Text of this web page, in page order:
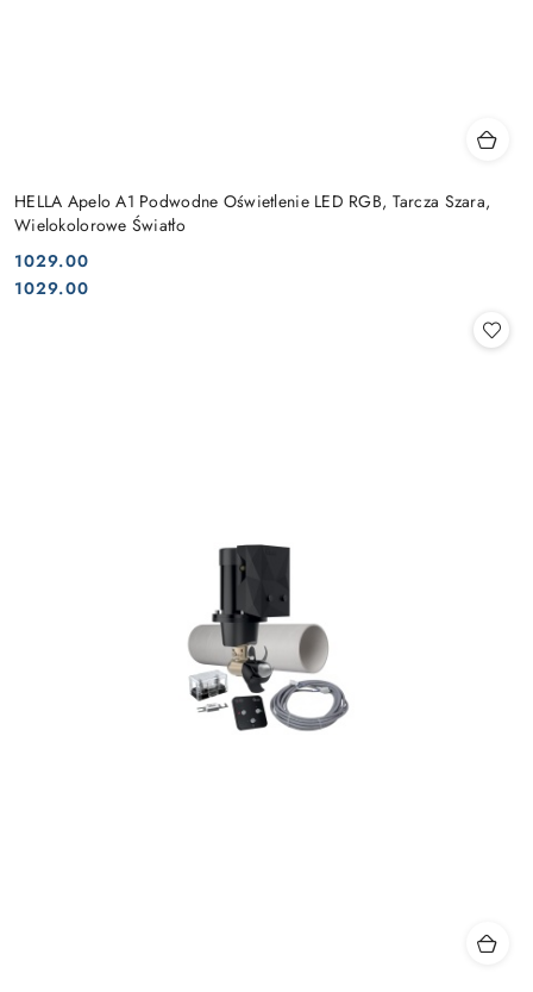
HELLA Apelo A1 Podwodne Oświetlenie LED RGB, Tarcza Szara,
Wielokolorowe Światło
Cena:
1029.00
Cena:
1029.00